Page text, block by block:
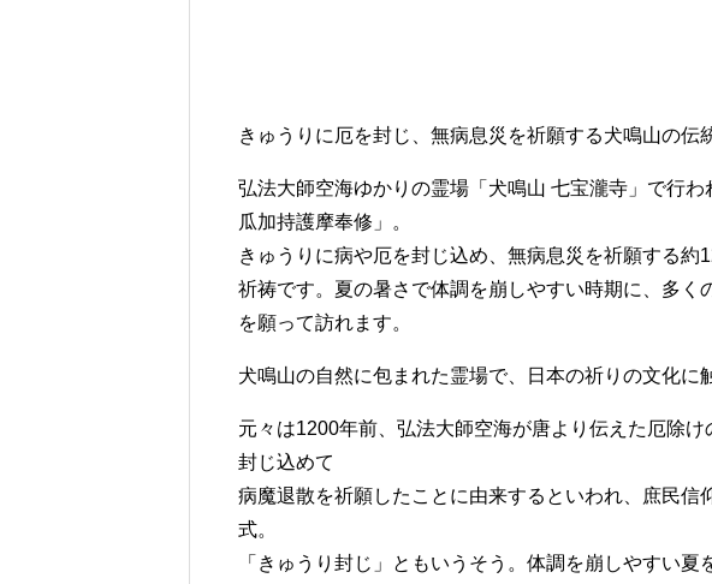
きゅうりに厄を封じ、無病息災を祈願する犬鳴山の伝
弘法大師空海ゆかりの霊場「犬鳴山 七宝瀧寺」で行
瓜加持護摩奉修」。
きゅうりに病や厄を封じ込め、無病息災を祈願する約
祈祷です。夏の暑さで体調を崩しやすい時期に、多く
を願って訪れます。
犬鳴山の自然に包まれた霊場で、日本の祈りの文化に
元々は1200年前、弘法大師空海が唐より伝えた厄除
封じ込めて
病魔退散を祈願したことに由来するといわれ、庶民信
式。
「きゅうり封じ」ともいうそう。体調を崩しやすい夏